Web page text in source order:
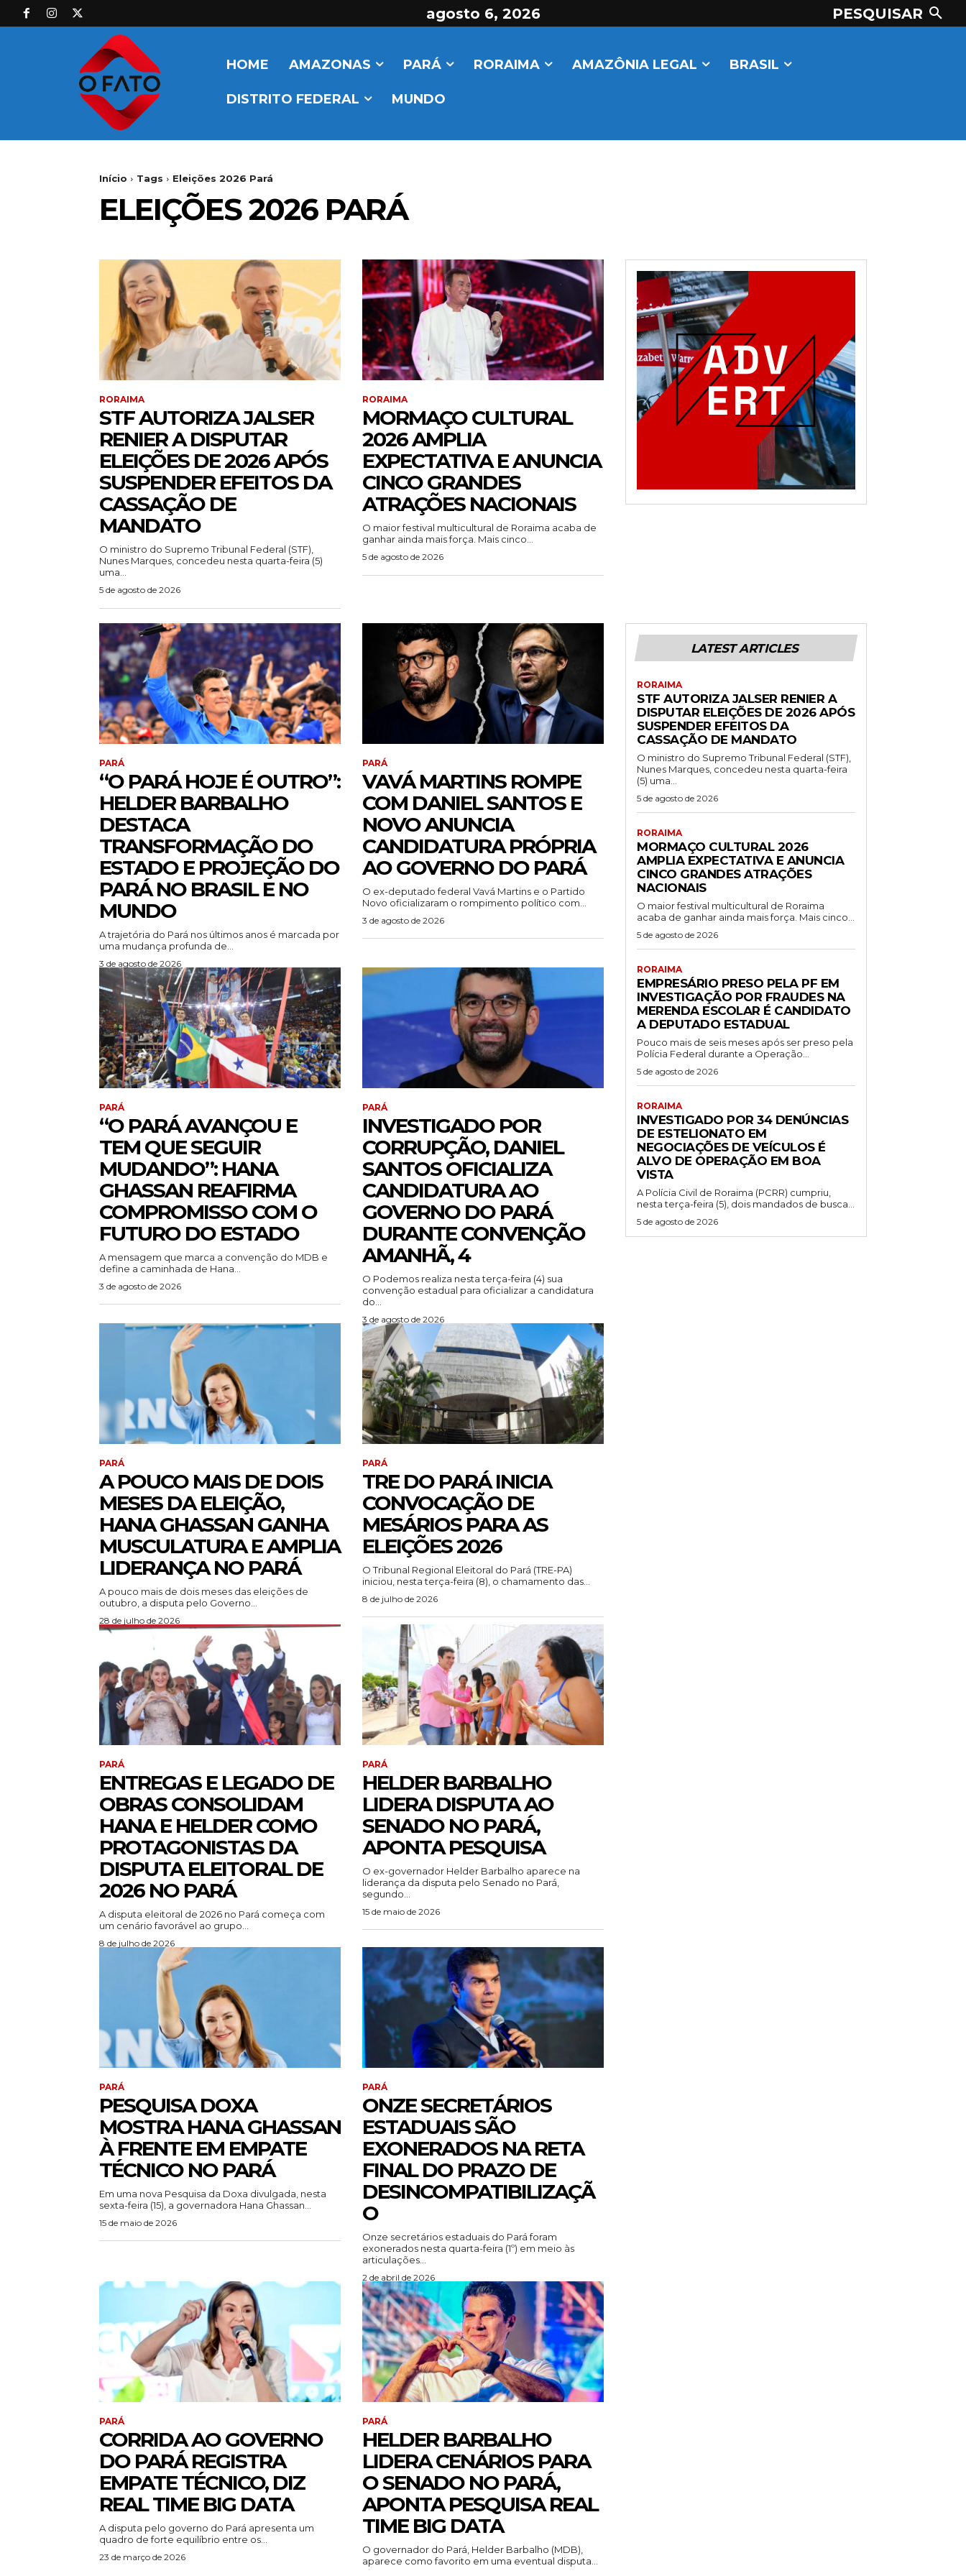
agosto 6, 2026 PESQUISAR
HOME AMAZONAS PARÁ RORAIMA AMAZÔNIA LEGAL BRASIL
DISTRITO FEDERAL MUNDO
Início Tags Eleições 2026 Pará
ELEIÇÕES 2026 PARÁ
RORAIMA
STF AUTORIZA JALSER
RENIER A DISPUTAR
ELEIÇÕES DE 2026 APÓS
SUSPENDER EFEITOS DA
CASSAÇÃO DE
MANDATO
O ministro do Supremo Tribunal Federal (STF),
Nunes Marques, concedeu nesta quarta-feira (5)
uma...
5 de agosto de 2026
RORAIMA
MORMAÇO CULTURAL
2026 AMPLIA
EXPECTATIVA E ANUNCIA
CINCO GRANDES
ATRAÇÕES NACIONAIS
O maior festival multicultural de Roraima acaba de
ganhar ainda mais força. Mais cinco...
5 de agosto de 2026
PARÁ
“O PARÁ HOJE É OUTRO”:
HELDER BARBALHO
DESTACA
TRANSFORMAÇÃO DO
ESTADO E PROJEÇÃO DO
PARÁ NO BRASIL E NO
MUNDO
A trajetória do Pará nos últimos anos é marcada por
uma mudança profunda de...
3 de agosto de 2026
PARÁ
VAVÁ MARTINS ROMPE
COM DANIEL SANTOS E
NOVO ANUNCIA
CANDIDATURA PRÓPRIA
AO GOVERNO DO PARÁ
O ex-deputado federal Vavá Martins e o Partido
Novo oficializaram o rompimento político com...
3 de agosto de 2026
PARÁ
“O PARÁ AVANÇOU E
TEM QUE SEGUIR
MUDANDO”: HANA
GHASSAN REAFIRMA
COMPROMISSO COM O
FUTURO DO ESTADO
A mensagem que marca a convenção do MDB e
define a caminhada de Hana...
3 de agosto de 2026
PARÁ
INVESTIGADO POR
CORRUPÇÃO, DANIEL
SANTOS OFICIALIZA
CANDIDATURA AO
GOVERNO DO PARÁ
DURANTE CONVENÇÃO
AMANHÃ, 4
O Podemos realiza nesta terça-feira (4) sua
convenção estadual para oficializar a candidatura
do...
3 de agosto de 2026
PARÁ
A POUCO MAIS DE DOIS
MESES DA ELEIÇÃO,
HANA GHASSAN GANHA
MUSCULATURA E AMPLIA
LIDERANÇA NO PARÁ
A pouco mais de dois meses das eleições de
outubro, a disputa pelo Governo...
28 de julho de 2026
PARÁ
TRE DO PARÁ INICIA
CONVOCAÇÃO DE
MESÁRIOS PARA AS
ELEIÇÕES 2026
O Tribunal Regional Eleitoral do Pará (TRE-PA)
iniciou, nesta terça-feira (8), o chamamento das...
8 de julho de 2026
PARÁ
ENTREGAS E LEGADO DE
OBRAS CONSOLIDAM
HANA E HELDER COMO
PROTAGONISTAS DA
DISPUTA ELEITORAL DE
2026 NO PARÁ
A disputa eleitoral de 2026 no Pará começa com
um cenário favorável ao grupo...
8 de julho de 2026
PARÁ
HELDER BARBALHO
LIDERA DISPUTA AO
SENADO NO PARÁ,
APONTA PESQUISA
O ex-governador Helder Barbalho aparece na
liderança da disputa pelo Senado no Pará,
segundo...
15 de maio de 2026
PARÁ
PESQUISA DOXA
MOSTRA HANA GHASSAN
À FRENTE EM EMPATE
TÉCNICO NO PARÁ
Em uma nova Pesquisa da Doxa divulgada, nesta
sexta-feira (15), a governadora Hana Ghassan...
15 de maio de 2026
PARÁ
ONZE SECRETÁRIOS
ESTADUAIS SÃO
EXONERADOS NA RETA
FINAL DO PRAZO DE
DESINCOMPATIBILIZAÇÃ
O
Onze secretários estaduais do Pará foram
exonerados nesta quarta-feira (1º) em meio às
articulações...
2 de abril de 2026
PARÁ
CORRIDA AO GOVERNO
DO PARÁ REGISTRA
EMPATE TÉCNICO, DIZ
REAL TIME BIG DATA
A disputa pelo governo do Pará apresenta um
quadro de forte equilíbrio entre os...
23 de março de 2026
PARÁ
HELDER BARBALHO
LIDERA CENÁRIOS PARA
O SENADO NO PARÁ,
APONTA PESQUISA REAL
TIME BIG DATA
O governador do Pará, Helder Barbalho (MDB),
aparece como favorito em uma eventual disputa...
LATEST ARTICLES
RORAIMA
STF AUTORIZA JALSER RENIER A
DISPUTAR ELEIÇÕES DE 2026 APÓS
SUSPENDER EFEITOS DA
CASSAÇÃO DE MANDATO
O ministro do Supremo Tribunal Federal (STF),
Nunes Marques, concedeu nesta quarta-feira
(5) uma...
5 de agosto de 2026
RORAIMA
MORMAÇO CULTURAL 2026
AMPLIA EXPECTATIVA E ANUNCIA
CINCO GRANDES ATRAÇÕES
NACIONAIS
O maior festival multicultural de Roraima
acaba de ganhar ainda mais força. Mais cinco...
5 de agosto de 2026
RORAIMA
EMPRESÁRIO PRESO PELA PF EM
INVESTIGAÇÃO POR FRAUDES NA
MERENDA ESCOLAR É CANDIDATO
A DEPUTADO ESTADUAL
Pouco mais de seis meses após ser preso pela
Polícia Federal durante a Operação...
5 de agosto de 2026
RORAIMA
INVESTIGADO POR 34 DENÚNCIAS
DE ESTELIONATO EM
NEGOCIAÇÕES DE VEÍCULOS É
ALVO DE OPERAÇÃO EM BOA
VISTA
A Polícia Civil de Roraima (PCRR) cumpriu,
nesta terça-feira (5), dois mandados de busca...
5 de agosto de 2026